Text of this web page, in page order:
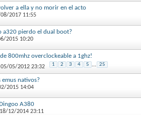
a ella y no morir en el acto
2017 11:55
a320 pierdo el dual boot?
2015 10:20
800mhz overclockeable a 1ghz!
05/05/2012 23:32 1 2 3 4 5 ... 25
emus nativos?
2015 14:04
A380
12/2014 23:11